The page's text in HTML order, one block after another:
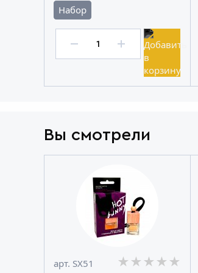
Набор
Вы смотрели
арт. SX51 ★★★★★
★★★★★
★★★★★